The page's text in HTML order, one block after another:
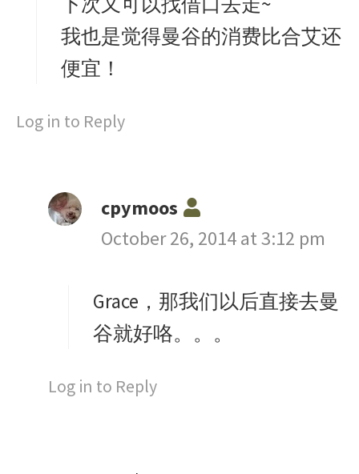
我也是觉得曼谷的消费比合艾还
便宜！
Log in to Reply
cpymoos
a
s
October 26, 2014 at 3:12 pm
Grace，那我们以后直接去曼
谷就好咯。。。
Log in to Reply